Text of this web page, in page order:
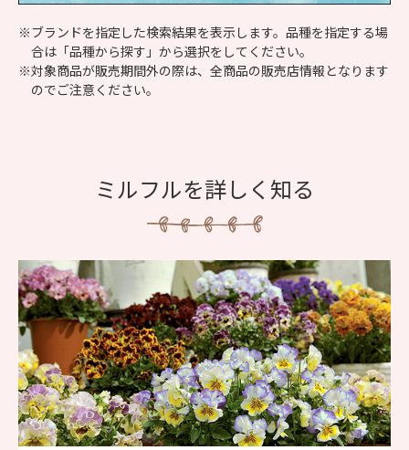
※ブランドを指定した検索結果を表示します。品種を指定する場
合は「品種から探す」から選択をしてください。
※対象商品が販売期間外の際は、全商品の販売店情報となります
のでご注意ください。
ミルフルを詳しく知る